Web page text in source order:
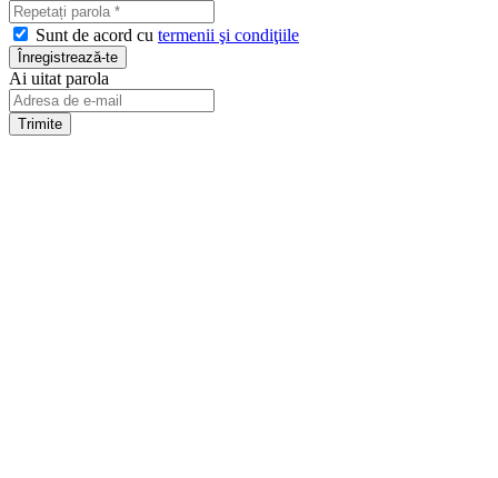
Sunt de acord cu termenii şi condiţiile
Ai uitat parola